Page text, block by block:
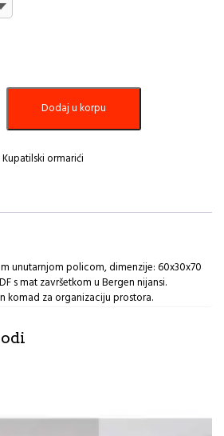
Dodaj u korpu
Kupatilski ormarići
unutarnjom policom, dimenzije: 60x30x70
s mat završetkom u Bergen nijansi.
komad za organizaciju prostora.